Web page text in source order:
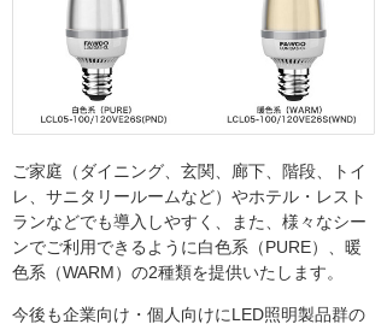
ご家庭（ダイニング、玄関、廊下、階段、トイ
レ、サニタリールームなど）やホテル・レスト
ランなどでも導入しやすく、また、様々なシー
ンでご利用できるように白色系（PURE）、暖
色系（WARM）の2種類を提供いたします。
今後も企業向け・個人向けにLED照明製品群の